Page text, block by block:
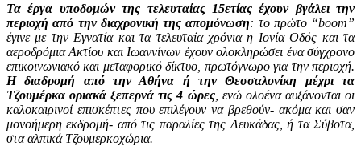
Τα έργα υποδομών της τελευταίας 15ετίας έχουν βγάλει την
περιοχή από την διαχρονική της απομόνωση: το πρώτο “boom”
έγινε με την Εγνατία και τα τελευταία χρόνια η Ιονία Οδός και τα
αεροδρόμια Ακτίου και Ιωαννίνων έχουν ολοκληρώσει ένα σύγχρονο
επικοινωνιακό και μεταφορικό δίκτυο, πρωτόγνωρο για την περιοχή.
Η διαδρομή από την Αθήνα ή την Θεσσαλονίκη μέχρι τα
Τζουμέρκα οριακά ξεπερνά τις 4 ώρες, ενώ ολοένα αυξάνονται οι
καλοκαιρινοί επισκέπτες που επιλέγουν να βρεθούν- ακόμα και σαν
μονοήμερη εκδρομή- από τις παραλίες της Λευκάδας, ή τα Σύβοτα,
στα αλπικά Τζουμερκοχώρια.